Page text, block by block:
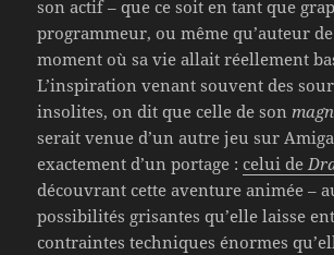
son actif – que ce soit en tant que
programmeur, ou même qu’auteur de
moment où sa vie allait réellement
L’inspiration venant souvent des
insolites, on dit que celle de son
serait venue d’un autre jeu sur
exactement d’un portage : celui de
découvrant cette aventure animée –
possibilités grisantes qu’elle laisse
contraintes techniques énormes